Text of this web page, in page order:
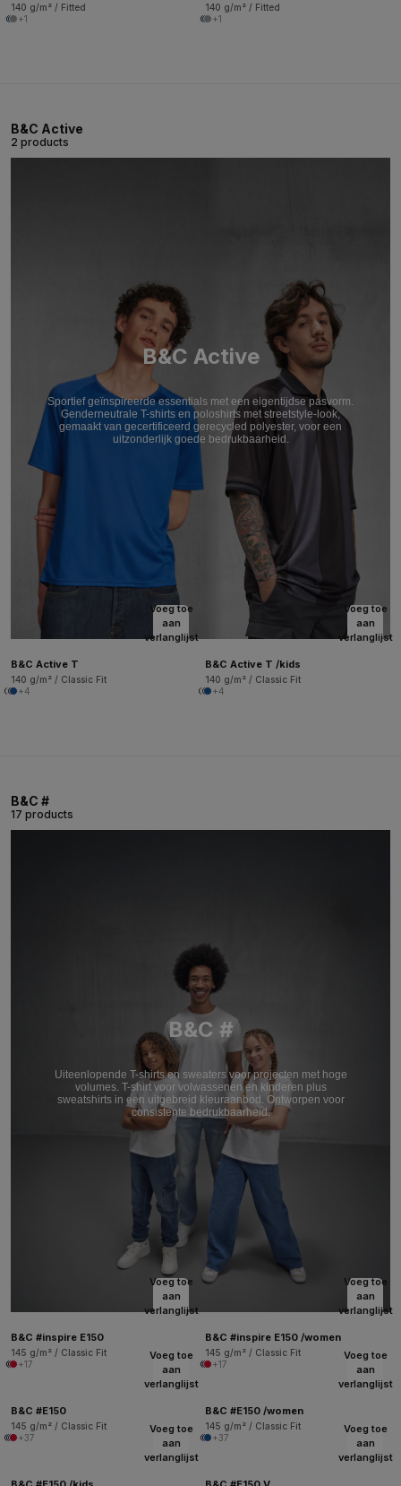
140 g/m² / Fitted
+1
140 g/m² / Fitted
+1
B&C Active
2 products
B&C Active
Sportief geïnspireerde essentials met een eigentijdse pasvorm.
Genderneutrale T-shirts en poloshirts met streetstyle-look,
gemaakt van gecertificeerd gerecycled polyester, voor een
uitzonderlijk goede bedrukbaarheid.
Voeg toe
aan
verlanglijst
B&C Active T
140 g/m² / Classic Fit
+4
Voeg toe
aan
verlanglijst
B&C Active T /kids
140 g/m² / Classic Fit
+4
B&C #
17 products
B&C #
Uiteenlopende T-shirts en sweaters voor projecten met hoge
volumes. T-shirt voor volwassenen en kinderen plus
sweatshirts in een uitgebreid kleuraanbod. Ontworpen voor
consistente bedrukbaarheid.
Voeg toe
aan
verlanglijst
B&C #inspire E150
145 g/m² / Classic Fit
+17
Voeg toe
aan
verlanglijst
B&C #inspire E150 /women
145 g/m² / Classic Fit
+17
Voeg toe
aan
verlanglijst
B&C #E150
145 g/m² / Classic Fit
+37
Voeg toe
aan
verlanglijst
B&C #E150 /women
145 g/m² / Classic Fit
+37
Voeg toe
aan
verlanglijst
Voeg toe
aan
verlanglijst